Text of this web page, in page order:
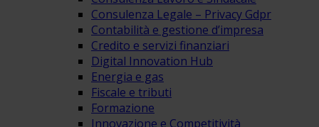
Consulenza Legale – Privacy Gdpr
Contabilità e gestione d’impresa
Credito e servizi finanziari
Digital Innovation Hub
Energia e gas
Fiscale e tributi
Formazione
Innovazione e Competitività